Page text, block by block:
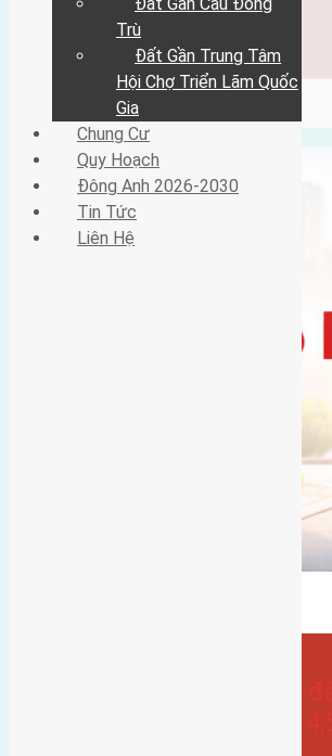
Đông Anh 2026-2030
Liên Hệ
/ Category / gần đường quốc lộ
Cần bán 60m2 (5×12)
Mai Lâm đường rộng
Trù
Đất Gần Trung Tâm
Hội Chợ Triển Lãm Quốc
Gia
Chung Cư
Quy Hoạch
Đông Anh 2026-2030
Tin Tức
Liên Hệ